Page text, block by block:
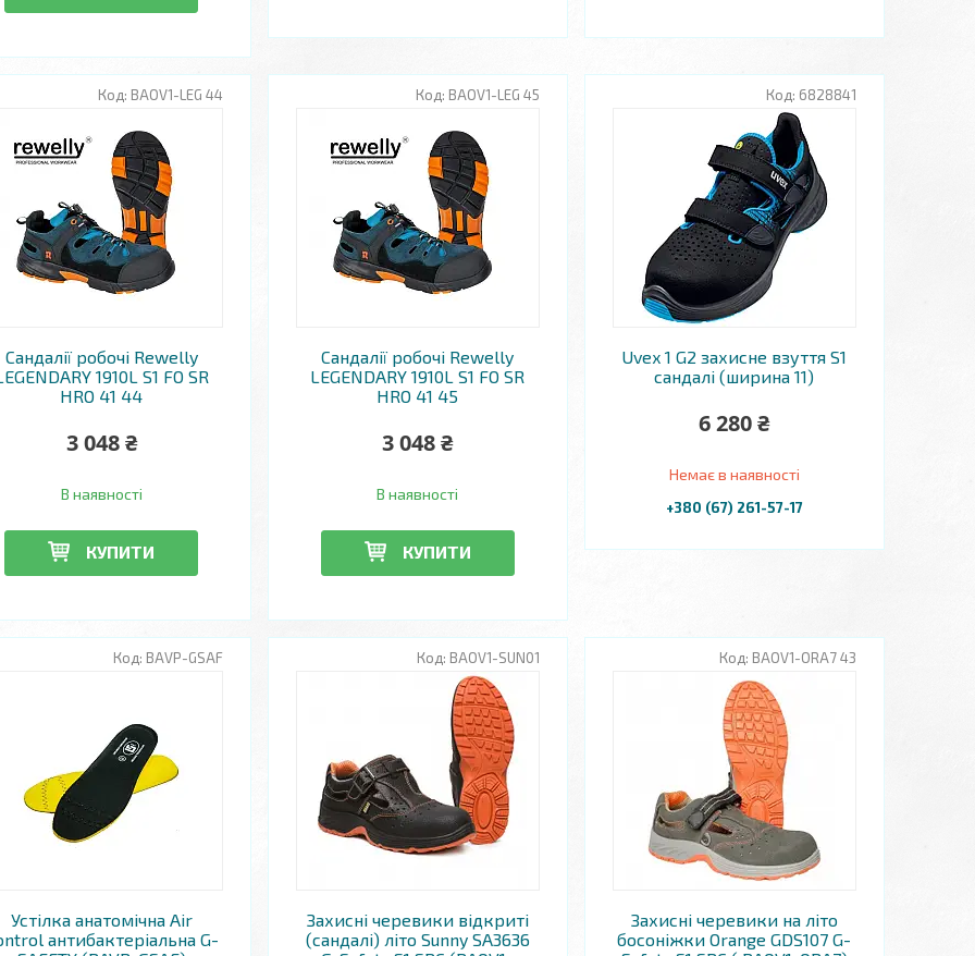
BAOV1-LEG 44
Сандалії робочі Rewelly
1910L S1 FO SR
HRO 41 44
3 048 ₴
В наявності
КУПИТИ
BAOV1-LEG 45
Сандалії робочі Rewelly
LEGENDARY 1910L S1 FO SR
HRO 41 45
3 048 ₴
В наявності
КУПИТИ
6828841
Uvex 1 G2 захисне взуття S1
сандалі (ширина 11)
6 280 ₴
Немає в наявності
+380 (67) 261-57-17
BAVP-GSAF
Устілка анатомічна Air
антибактеріальна G-
BAOV1-SUN01
Захисні черевики відкриті
(сандалі) літо Sunny SA3636
BAOV1-ORA7 43
Захисні черевики на літо
босоніжки Orange GDS107 G-